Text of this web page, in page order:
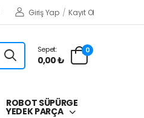
Giriş Yap / Kayıt Ol
Sepet:
0,00 ₺
0
ROBOT SÜPÜRGE
YEDEK PARÇA